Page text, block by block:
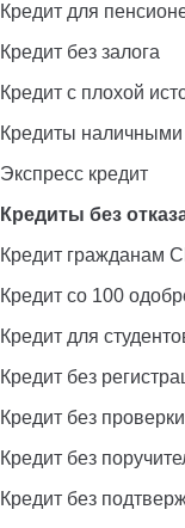
Кредит для
Кредит без залога
Кредит с плохой
Кредиты наличными
Экспресс кредит
Кредиты без
Кредит гражданам
Кредит со 100
Кредит для
Кредит без
Кредит без
Кредит без
Кредит без